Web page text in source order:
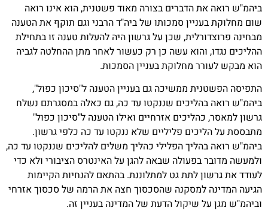
הדברים בצורה מאוד פשטנית, הוא אינו רואה
סמכותו של ביה"ד הרבני וגם תוקף את הטענה
שכן על גרשון היה להעלות טענה זו בתחילת
עשה כן רק כעשור לאחר מתן ההחלטה לגביה
מחלוקת בעניין הסמכות.
ממשיכה גם בעניין הטענה ל"סיכון כפול",
שננקטו עד כה, גם כאלה במסגרתם נשלח
אזרחיים ואילו הטענה ל"סיכון כפול"
פליליים שלא ננקטו עד כה כלפי גרשון.
הפלילי כהליך משלים להליכים שננקטו עד כה,
שבאה להגן על האינטרס הציבורי ולא כדי
לתת גט למתלוננת. בהתאם להנחיות הקיימות
למסקנה שהסכסוך חצה את הרמה של סכסוך אזרחי
שיקול הדעת של המדינה בעניין זה.